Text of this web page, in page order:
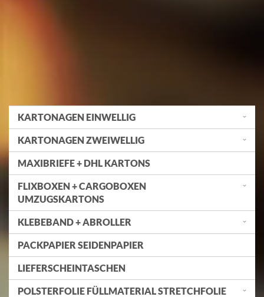
KARTONAGEN EINWELLIG
KARTONAGEN ZWEIWELLIG
MAXIBRIEFE + DHL KARTONS
FLIXBOXEN + CARGOBOXEN
UMZUGSKARTONS
KLEBEBAND + ABROLLER
PACKPAPIER SEIDENPAPIER
LIEFERSCHEINTASCHEN
POLSTERFOLIE FÜLLMATERIAL STRETCHFOLIE